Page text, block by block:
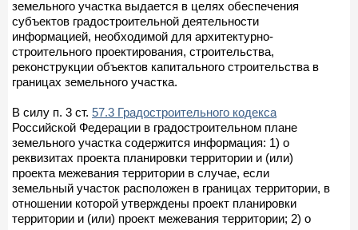
земельного участка выдается в целях обеспечения
субъектов градостроительной деятельности
информацией, необходимой для архитектурно-
строительного проектирования, строительства,
реконструкции объектов капитального строительства в
границах земельного участка.
В силу п. 3 ст. 57.3 Градостроительного кодекса
Российской Федерации в градостроительном плане
земельного участка содержится информация: 1) о
реквизитах проекта планировки территории и (или)
проекта межевания территории в случае, если
земельный участок расположен в границах территории, в
отношении которой утверждены проект планировки
территории и (или) проект межевания территории; 2) о